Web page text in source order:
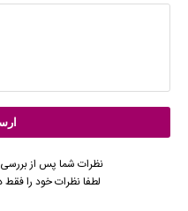
نظرات شما پس از
لطفا نظرات خود را فقط